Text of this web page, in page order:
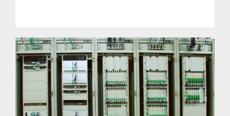
اینترلاکینگ الکترونیکی